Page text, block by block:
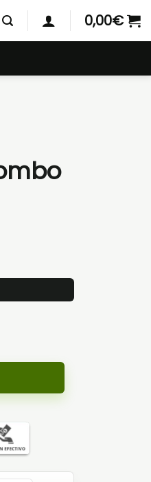
0,00€
Edition cantidad